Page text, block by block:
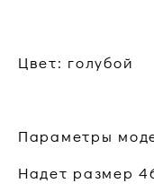
Цвет: голубой
Параметры
Надет размер